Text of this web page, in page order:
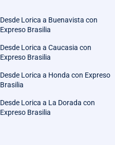
Desde Lorica a Buenavista con
Expreso Brasilia
Desde Lorica a Caucasia con
Expreso Brasilia
Desde Lorica a Honda con Expreso
Brasilia
Desde Lorica a La Dorada con
Expreso Brasilia